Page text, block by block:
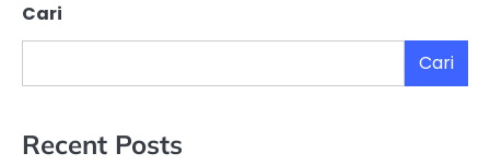
Cari
Cari
Recent Posts